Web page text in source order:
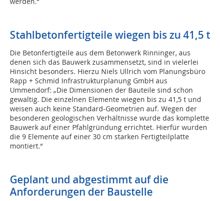
Stahlbetonfertigteile wiegen bis zu 41,5 t
Die Betonfertigteile aus dem Betonwerk Rinninger, aus
denen sich das Bauwerk zusammensetzt, sind in vielerlei
Hinsicht besonders. Hierzu Niels Ullrich vom Planungsbüro
Rapp + Schmid Infrastrukturplanung GmbH aus
Ummendorf: „Die Dimensionen der Bauteile sind schon
gewaltig. Die einzelnen Elemente wiegen bis zu 41,5 t und
weisen auch keine Standard-Geometrien auf. Wegen der
besonderen geologischen Verhältnisse wurde das komplette
Bauwerk auf einer Pfahlgründung errichtet. Hierfür wurden
die 9 Elemente auf einer 30 cm starken Fertigteilplatte
montiert.“
Geplant und abgestimmt auf die
Anforderungen der Baustelle